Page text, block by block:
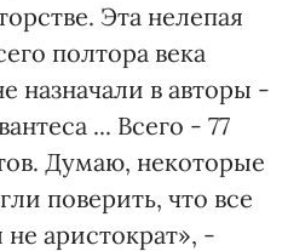
Эта нелепая
полтора века
назначали в авторы -
... Всего - 77
Думаю, некоторые
поверить, что все
аристократ», -